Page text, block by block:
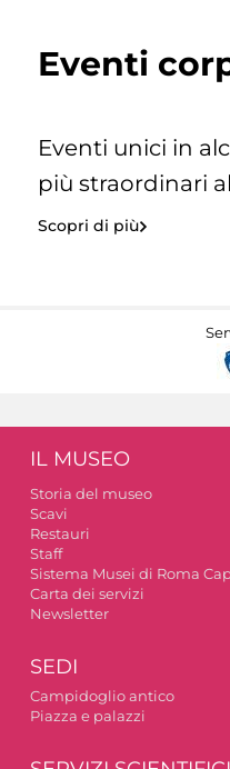
Eventi
Eventi unici in
più straordinari
Scopri di più
IL MUSEO
Storia del museo
Scavi
Restauri
Staff
Sistema Musei di Roma
Carta dei servizi
Newsletter
SEDI
Campidoglio antico
Piazza e palazzi